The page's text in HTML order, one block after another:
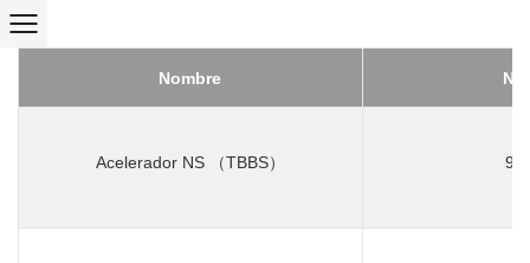
Nombre
Acelerador NS （TBBS）